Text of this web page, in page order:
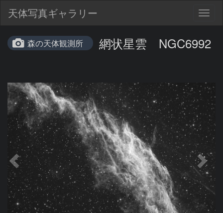
天体写真ギャラリー
森の天体観測所 網状星雲 NGC6992